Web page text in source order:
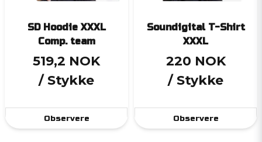
SD Hoodie XXXL
Comp. team
519,2 NOK
/ Stykke
Observere
Soundigital T-Shirt
XXXL
220 NOK
/ Stykke
Observere